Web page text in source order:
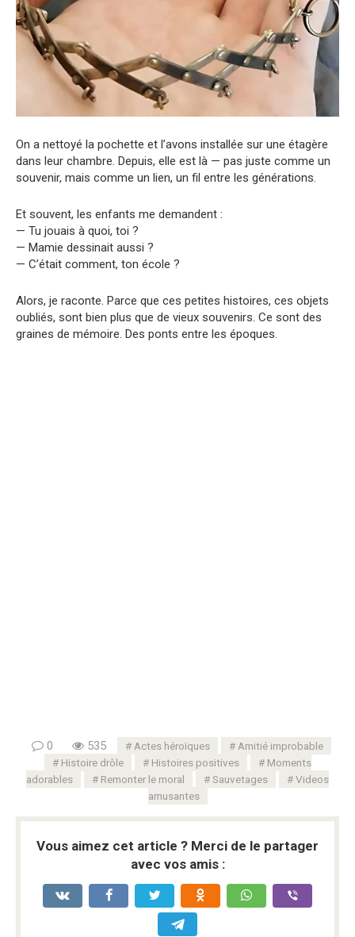
On a nettoyé la pochette et l’avons installée sur une étagère
dans leur chambre. Depuis, elle est là — pas juste comme un
souvenir, mais comme un lien, un fil entre les générations.
Et souvent, les enfants me demandent :
— Tu jouais à quoi, toi ?
— Mamie dessinait aussi ?
— C’était comment, ton école ?
Alors, je raconte. Parce que ces petites histoires, ces objets
oubliés, sont bien plus que de vieux souvenirs. Ce sont des
graines de mémoire. Des ponts entre les époques.
0 535 Actes héroïques
Amitié improbable
Histoire drôle
Histoires positives
Moments
adorables
Remonter le moral Sauvetages
Videos
amusantes
Vous aimez cet article ? Merci de le partager
avec vos amis :